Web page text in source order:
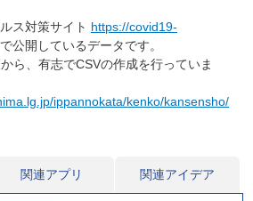
ス対策サイト https://covid19-
で公開しているデータです。
ら、有志でCSVの作成を行っていま
ippannokata/kenko/kansensho/
関連アプリ 関連アイデア